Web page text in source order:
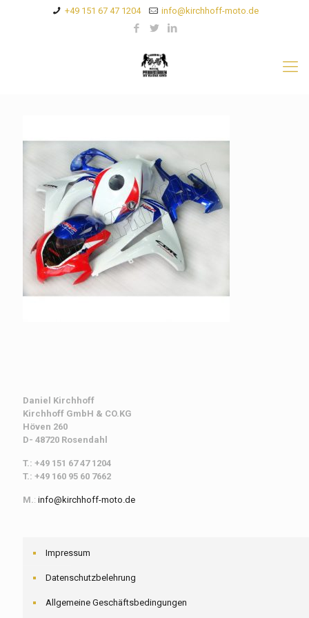
+49 151 67 47 1204 info@kirchhoff-moto.de
Daniel Kirchhoff
Kirchhoff GmbH & CO.KG
Höven 260
D- 48720 Rosendahl
T.: +49 151 67 47 1204
T.: +49 160 95 60 7662
M.: info@kirchhoff-moto.de
Impressum
Datenschutzbelehrung
Allgemeine Geschäftsbedingungen